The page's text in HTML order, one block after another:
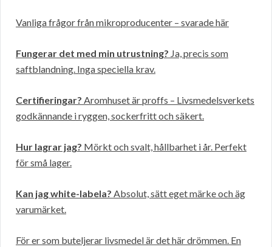
Vanliga frågor från mikroproducenter – svarade här
Fungerar det med min utrustning? Ja, precis som
saftblandning. Inga speciella krav.
Certifieringar? Aromhuset är proffs – Livsmedelsverkets
godkännande i ryggen, sockerfritt och säkert.
Hur lagrar jag? Mörkt och svalt, hållbarhet i år. Perfekt
för små lager.
Kan jag white-labela? Absolut, sätt eget märke och äg
varumärket.
För er som buteljerar livsmedel är det här drömmen. En